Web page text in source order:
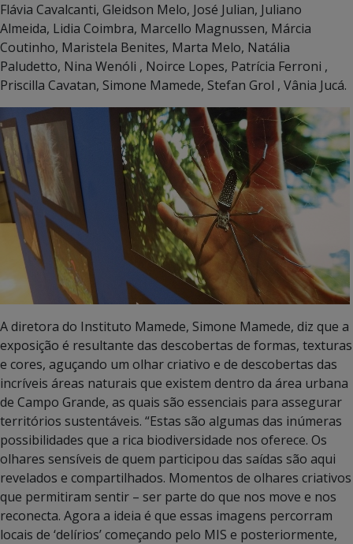
Flávia Cavalcanti, Gleidson Melo, José Julian, Juliano
Almeida, Lidia Coimbra, Marcello Magnussen, Márcia
Coutinho, Maristela Benites, Marta Melo, Natália
Paludetto, Nina Wenóli , Noirce Lopes, Patrícia Ferroni ,
Priscilla Cavatan, Simone Mamede, Stefan Grol , Vânia Jucá.
A diretora do Instituto Mamede, Simone Mamede, diz que a
exposição é resultante das descobertas de formas, texturas
e cores, aguçando um olhar criativo e de descobertas das
incríveis áreas naturais que existem dentro da área urbana
de Campo Grande, as quais são essenciais para assegurar
territórios sustentáveis. “Estas são algumas das inúmeras
possibilidades que a rica biodiversidade nos oferece. Os
olhares sensíveis de quem participou das saídas são aqui
revelados e compartilhados. Momentos de olhares criativos
que permitiram sentir – ser parte do que nos move e nos
reconecta. Agora a ideia é que essas imagens percorram
locais de ‘delírios’ começando pelo MIS e posteriormente,